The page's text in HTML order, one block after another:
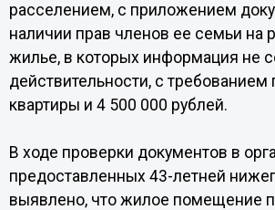
расселением, с приложением
наличии прав членов ее семьи на
жилье, в которых информация не
действительности, с требованием
квартиры и 4 500 000 рублей.
В ходе проверки документов в
предоставленных 43-летней
выявлено, что жилое помещение